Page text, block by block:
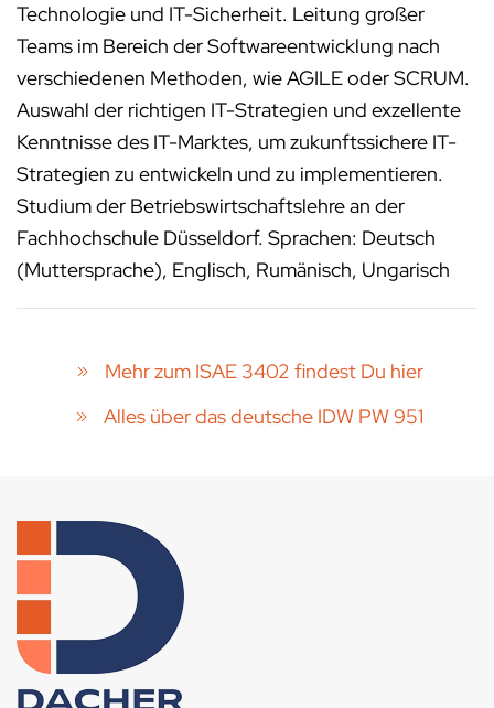
Technologie und IT-Sicherheit. Leitung großer
Teams im Bereich der Softwareentwicklung nach
verschiedenen Methoden, wie AGILE oder SCRUM.
Auswahl der richtigen IT-Strategien und exzellente
Kenntnisse des IT-Marktes, um zukunftssichere IT-
Strategien zu entwickeln und zu implementieren.
Studium der Betriebswirtschaftslehre an der
Fachhochschule Düsseldorf. Sprachen: Deutsch
(Muttersprache), Englisch, Rumänisch, Ungarisch
Mehr zum ISAE 3402 findest Du hier
Alles über das deutsche IDW PW 951